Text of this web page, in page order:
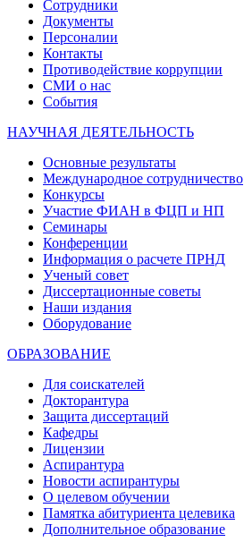
Сотрудники
Документы
Персоналии
Контакты
Противодействие коррупции
СМИ о нас
События
НАУЧНАЯ ДЕЯТЕЛЬНОСТЬ
Основные результаты
Международное сотрудничество
Конкурсы
Участие ФИАН в ФЦП и НП
Семинары
Конференции
Информация о расчете ПРНД
Ученый совет
Диссертационные советы
Наши издания
Оборудование
ОБРАЗОВАНИЕ
Для соискателей
Докторантура
Защита диссертаций
Кафедры
Лицензии
Аспирантура
Новости аспирантуры
О целевом обучении
Памятка абитуриента целевика
Дополнительное образование